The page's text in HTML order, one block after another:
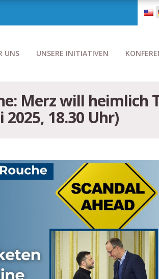
UNS UNSERE INITIATIVEN
Merz will heimlich
18.30 Uhr)